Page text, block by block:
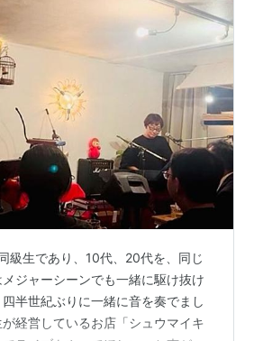
級生であり、10代、20代を、同じ
ジャーシーンでも一緒に駆け抜け
半世紀ぶりに一緒に音を奏でまし
経営しているお店「シュウマイキ